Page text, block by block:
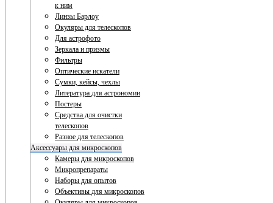
к ним
Линзы Барлоу
Окуляры для телескопов
Для астрофото
Зеркала и призмы
Фильтры
Оптические искатели
Сумки, кейсы, чехлы
Литература для астрономии
Постеры
Средства для очистки
телескопов
Разное для телескопов
Аксессуары для микроскопов
Камеры для микроскопов
Микропрепараты
Наборы для опытов
Объективы для микроскопов